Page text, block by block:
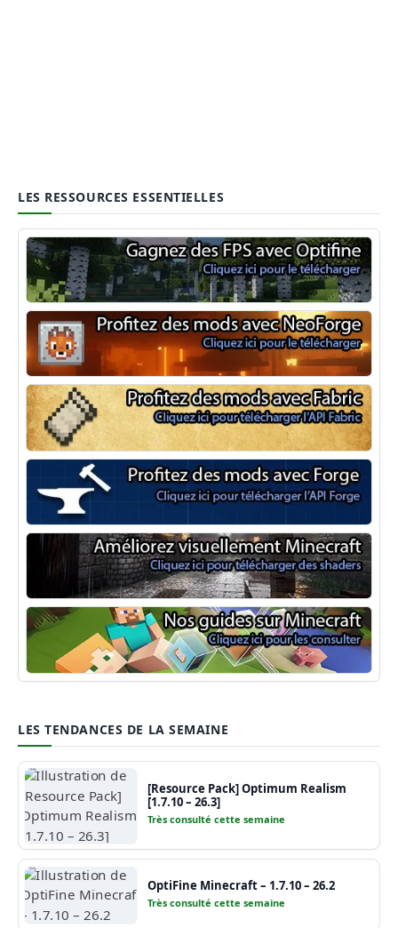
LES RESSOURCES ESSENTIELLES
Optifine
NeoForge
Minecraft Fabric
Minecraft Forge
Shaders Minecraft
Guide Minecraft
LES TENDANCES DE LA SEMAINE
[Resource Pack] Optimum Realism
[1.7.10 – 26.3]
Très consulté cette semaine
OptiFine Minecraft – 1.7.10 – 26.2
Très consulté cette semaine